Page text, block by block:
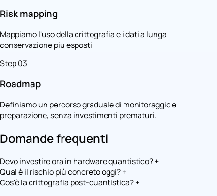
Risk mapping
Mappiamo l'uso della crittografia e i dati a lunga
conservazione più esposti.
Step 03
Roadmap
Definiamo un percorso graduale di monitoraggio e
preparazione, senza investimenti prematuri.
Domande frequenti
Devo investire ora in hardware quantistico?+
Qual è il rischio più concreto oggi?+
Cos'è la crittografia post-quantistica?+